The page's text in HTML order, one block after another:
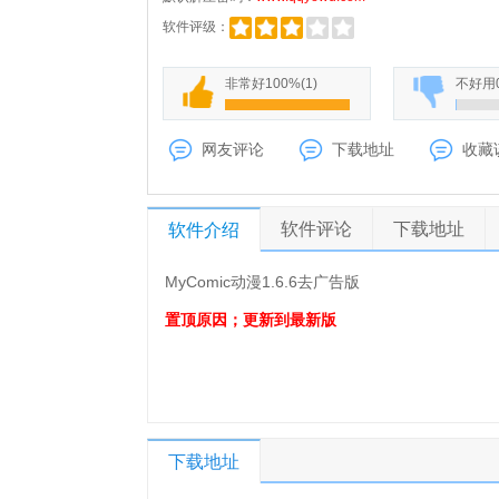
软件评级：
非常好100%(1) 不好用
网友评论 下载地址 收藏
软件介绍 软件评论 下载地址
MyComic动漫1.6.6去广告版
置顶原因；更新到最新版
下载地址